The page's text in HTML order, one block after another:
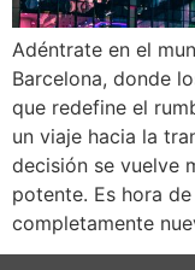
Adéntrate en el
Barcelona, donde
que redefine el
un viaje hacia la
decisión se vuelve
potente. Es hora
completamente